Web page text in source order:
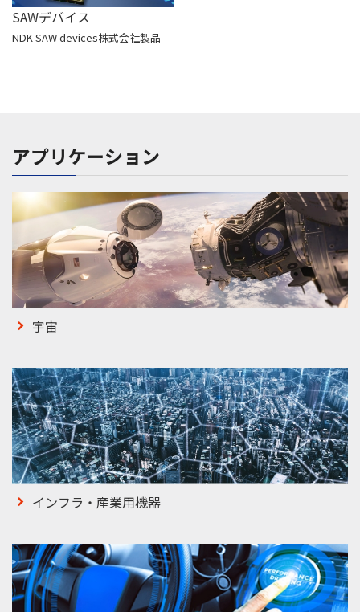
SAWデバイス
NDK SAW devices株式会社製品
アプリケーション
宇宙
インフラ・産業用機器